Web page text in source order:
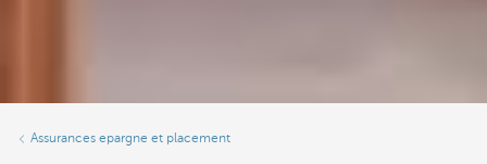
Assurances epargne et placement